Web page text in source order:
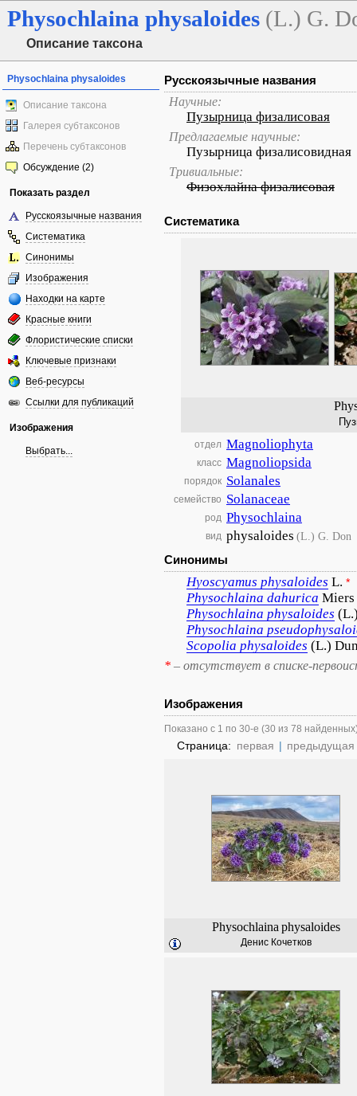
Physochlaina physaloides (L.) G.
Описание таксона
Physochlaina physaloides
Описание таксона
Галерея субтаксонов
Перечень субтаксонов
Обсуждение (2)
Показать раздел
Русскоязычные названия
Систематика
Синонимы
Изображения
Находки на карте
Красные книги
Флористические списки
Ключевые признаки
Веб-ресурсы
Ссылки для публикаций
Изображения
Выбрать...
Русскоязычные названия
Научные:
Пузырница физалисовая
Предлагаемые научные:
Пузырница физалисовидная
Тривиальные:
Физохлайна физалисовая
Систематика
отдел Magnoliophyta
класс Magnoliopsida
порядок Solanales
семейство Solanaceae
род Physochlaina
вид physaloides (L.) G. Don
Синонимы
Hyoscyamus physaloides L. *
Physochlaina dahurica Miers
Physochlaina physaloides
Physochlaina
Scopolia physaloides (L.)
* – отсутствует в списке-
Изображения
Показано с 1 по 30-е (30 из 78
Страница: первая | предыдущая
Physochlaina physaloides
Денис Кочетков